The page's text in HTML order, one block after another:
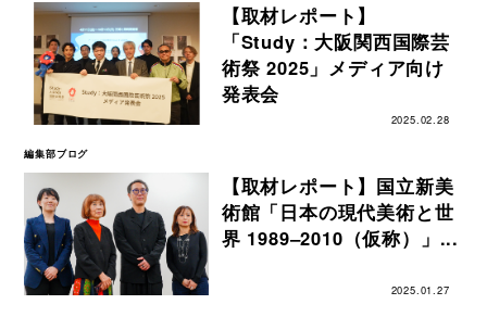
【取材レポート】
「Study：大阪関西国際芸
術祭 2025」メディア向け
発表会
2025.02.28
編集部ブログ
【取材レポート】国立新美
術館「日本の現代美術と世
界 1989‒2010（仮称）」...
2025.01.27